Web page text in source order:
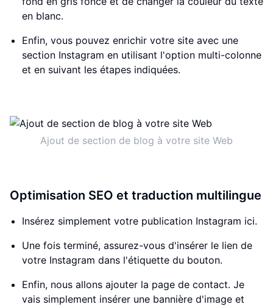
en blanc.
Enfin, vous pouvez enrichir votre site avec une
section Instagram en utilisant l'option multi-colonne
et en suivant les étapes indiquées.
Ajout de section de blog à votre site Web
Optimisation SEO et traduction multilingue
Insérez simplement votre publication Instagram ici.
Une fois terminé, assurez-vous d'insérer le lien de
votre Instagram dans l'étiquette du bouton.
Enfin, nous allons ajouter la page de contact. Je
vais simplement insérer une bannière d'image et